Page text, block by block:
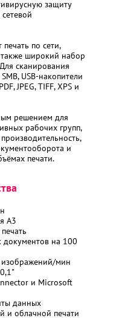
защиту
по сети,
широкий набор
сканирования
USB-накопители
JPEG, TIFF, XPS и
решением для
рабочих групп,
и
печати.
A3
на 100
изображений/мин
и Microsoft
данных
и облачной печати